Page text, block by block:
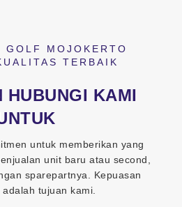
GOLF MOJOKERTO
TERBAIK
HUBUNGI KAMI
untuk memberikan yang
unit baru atau second,
sparepartnya. Kepuasan
tujuan kami.